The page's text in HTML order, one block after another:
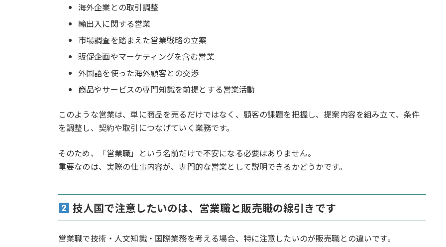
海外企業との取引調整
輸出入に関する営業
市場調査を踏まえた営業戦略の立案
販促企画やマーケティングを含む営業
外国語を使った海外顧客との交渉
商品やサービスの専門知識を前提とする営業活動
このような営業は、単に商品を売るだけではなく、顧客の課題を把握し、提案内容を組み立て、条件
を調整し、契約や取引につなげていく業務です。
そのため、「営業職」という名前だけで不安になる必要はありません。
重要なのは、実際の仕事内容が、専門的な営業として説明できるかどうかです。
技人国で注意したいのは、営業職と販売職の線引きです
営業職で技術・人文知識・国際業務を考える場合、特に注意したいのが販売職との違いです。